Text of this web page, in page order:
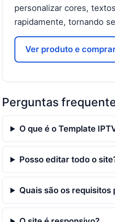
personalizar cores,
rapidamente, tornando
Ver produto e
Perguntas
O que é o Template
Posso editar todo o
Quais são os requisitos